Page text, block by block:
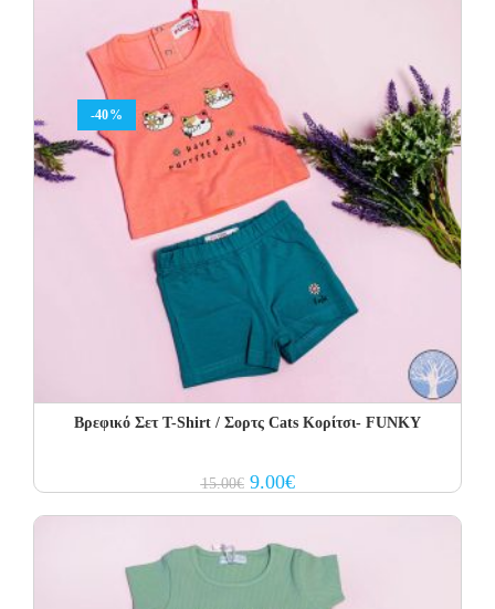
-40%
Βρεφικό Σετ Τ-Shirt / Σορτς Cats Κορίτσι- FUNKY
15.00€ Original
price
9.00€Current
price